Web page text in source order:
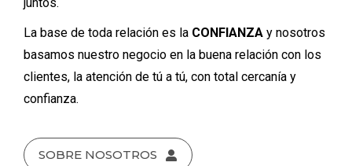
La base de toda relación es la CONFIANZA y nosotros
basamos nuestro negocio en la buena relación con los
clientes, la atención de tú a tú, con total cercanía y
confianza.
SOBRE NOSOTROS